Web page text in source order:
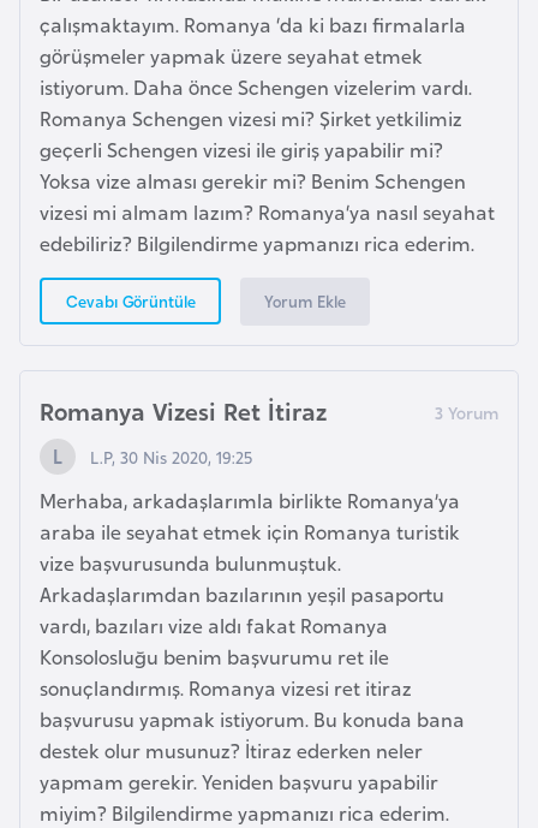
çalışmaktayım. Romanya ‘da ki bazı firmalarla
görüşmeler yapmak üzere seyahat etmek
istiyorum. Daha önce Schengen vizelerim vardı.
Romanya Schengen vizesi mi? Şirket yetkilimiz
geçerli Schengen vizesi ile giriş yapabilir mi?
Yoksa vize alması gerekir mi? Benim Schengen
vizesi mi almam lazım? Romanya‘ya nasıl seyahat
edebiliriz? Bilgilendirme yapmanızı rica ederim.
Cevabı Görüntüle Yorum Ekle
Romanya Vizesi Ret İtiraz
L.P, 30 Nis 2020, 19:25
Merhaba, arkadaşlarımla birlikte Romanya’ya
araba ile seyahat etmek için Romanya turistik
vize başvurusunda bulunmuştuk.
Arkadaşlarımdan bazılarının yeşil pasaportu
vardı, bazıları vize aldı fakat Romanya
Konsolosluğu benim başvurumu ret ile
sonuçlandırmış. Romanya vizesi ret itiraz
başvurusu yapmak istiyorum. Bu konuda bana
destek olur musunuz? İtiraz ederken neler
yapmam gerekir. Yeniden başvuru yapabilir
miyim? Bilgilendirme yapmanızı rica ederim.
F
r
a
n
s
a
G
a
n
G
a
m
b
i
y
a
G
a
n
a